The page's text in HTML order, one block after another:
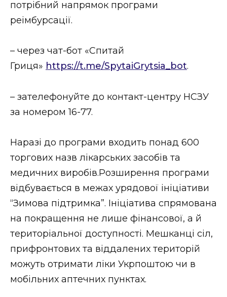
потрібний напрямок програми
реімбурсації.
– через чат-бот «Спитай
Гриця» https://t.me/SpytaiGrytsia_bot.
– зателефонуйте до контакт-центру НСЗУ
за номером 16-77.
Наразі до програми входить понад 600
торгових назв лікарських засобів та
медичних виробів.Розширення програми
відбувається в межах урядової ініціативи
“Зимова підтримка”. Ініціатива спрямована
на покращення не лише фінансової, а й
територіальної доступності. Мешканці сіл,
прифронтових та віддалених територій
можуть отримати ліки Укрпоштою чи в
мобільних аптечних пунктах.